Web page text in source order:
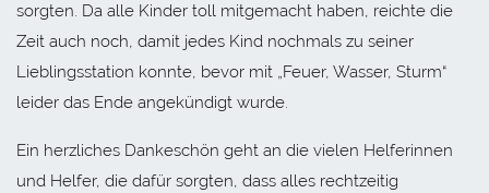
sorgten. Da alle Kinder toll mitgemacht haben, reichte die
Zeit auch noch, damit jedes Kind nochmals zu seiner
Lieblingsstation konnte, bevor mit „Feuer, Wasser, Sturm“
leider das Ende angekündigt wurde.
Ein herzliches Dankeschön geht an die vielen Helferinnen
und Helfer, die dafür sorgten, dass alles rechtzeitig